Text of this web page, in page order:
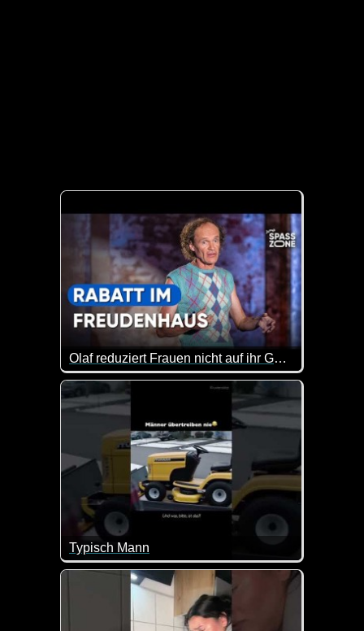
Olaf reduziert Frauen nicht auf ihr Geömse
Der Olaf hat einfach immer einen besonderen
Typisch Mann
Es schaufelt zwar Schnee, aber eine